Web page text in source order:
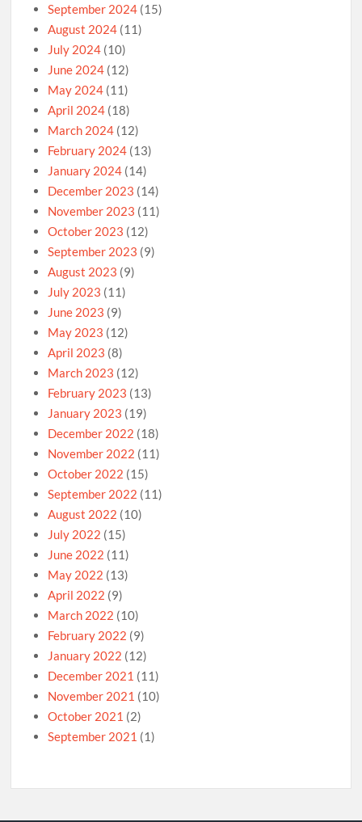
September 2024 (15)
August 2024 (11)
July 2024 (10)
June 2024 (12)
May 2024 (11)
April 2024 (18)
March 2024 (12)
February 2024 (13)
January 2024 (14)
December 2023 (14)
November 2023 (11)
October 2023 (12)
September 2023 (9)
August 2023 (9)
July 2023 (11)
June 2023 (9)
May 2023 (12)
April 2023 (8)
March 2023 (12)
February 2023 (13)
January 2023 (19)
December 2022 (18)
November 2022 (11)
October 2022 (15)
September 2022 (11)
August 2022 (10)
July 2022 (15)
June 2022 (11)
May 2022 (13)
April 2022 (9)
March 2022 (10)
February 2022 (9)
January 2022 (12)
December 2021 (11)
November 2021 (10)
October 2021 (2)
September 2021 (1)